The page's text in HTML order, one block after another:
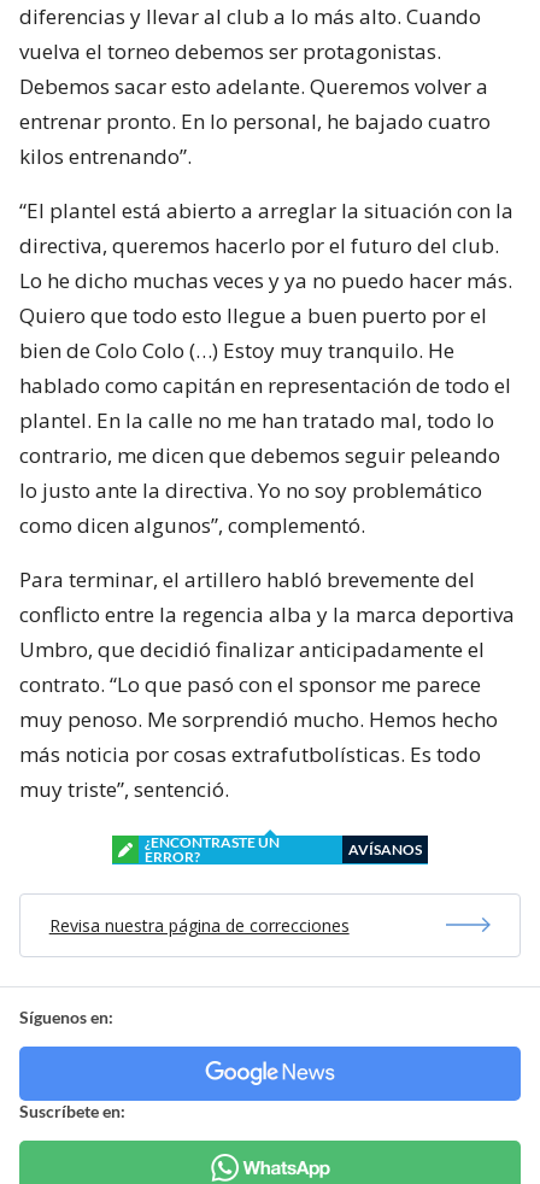
diferencias y llevar al club a lo más alto. Cuando
vuelva el torneo debemos ser protagonistas.
Debemos sacar esto adelante. Queremos volver a
entrenar pronto. En lo personal, he bajado cuatro
kilos entrenando”.
“El plantel está abierto a arreglar la situación con la
directiva, queremos hacerlo por el futuro del club.
Lo he dicho muchas veces y ya no puedo hacer más.
Quiero que todo esto llegue a buen puerto por el
bien de Colo Colo (…) Estoy muy tranquilo. He
hablado como capitán en representación de todo el
plantel. En la calle no me han tratado mal, todo lo
contrario, me dicen que debemos seguir peleando
lo justo ante la directiva. Yo no soy problemático
como dicen algunos”, complementó.
Para terminar, el artillero habló brevemente del
conflicto entre la regencia alba y la marca deportiva
Umbro, que decidió finalizar anticipadamente el
contrato. “Lo que pasó con el sponsor me parece
muy penoso. Me sorprendió mucho. Hemos hecho
más noticia por cosas extrafutbolísticas. Es todo
muy triste”, sentenció.
¿ENCONTRASTE UN
ERROR?
AVÍSANOS
Revisa nuestra página de correcciones
Síguenos en:
Suscríbete en: